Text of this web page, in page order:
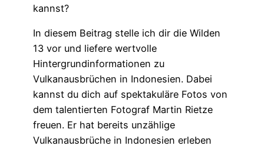
kannst?
In diesem Beitrag stelle ich dir die Wilden
13 vor und liefere wertvolle
Hintergrundinformationen zu
Vulkanausbrüchen in Indonesien. Dabei
kannst du dich auf spektakuläre Fotos von
dem talentierten Fotograf Martin Rietze
freuen. Er hat bereits unzählige
Vulkanausbrüche in Indonesien erleben